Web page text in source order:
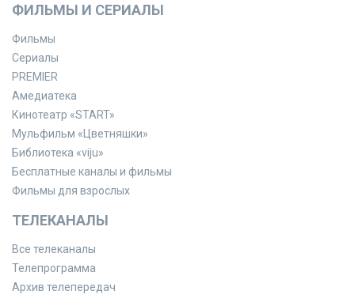
ФИЛЬМЫ И СЕРИАЛЫ
Фильмы
Сериалы
PREMIER
Амедиатека
Кинотеатр «START»
Мульфильм «Цветняшки»
Библиотека «viju»
Бесплатные каналы и фильмы
Фильмы для взрослых
ТЕЛЕКАНАЛЫ
Все телеканалы
Телепрограмма
Архив телепередач